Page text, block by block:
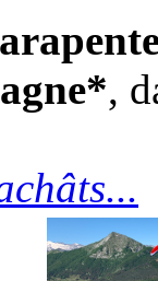
,